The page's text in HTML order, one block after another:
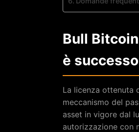
Bull
è successo
La licenza ottenuta
meccanismo del
asset in vigore dal
autorizzazione con